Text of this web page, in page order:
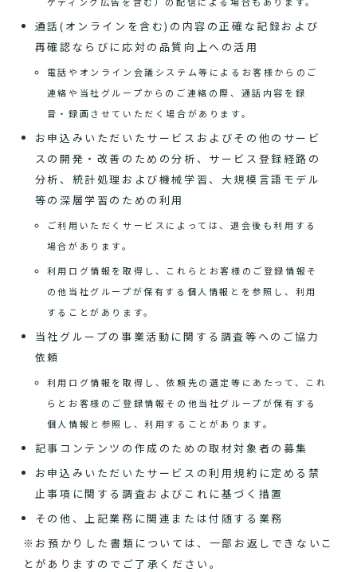
通話(オンラインを含む)の内容の正確な記録および
再確認ならびに応対の品質向上への活用
電話やオンライン会議システム等によるお客様からのご
連絡や当社グループからのご連絡の際、通話内容を録
音・録画させていただく場合があります。
お申込みいただいたサービスおよびその他のサービ
スの開発・改善のための分析、サービス登録経路の
分析、統計処理および機械学習、大規模言語モデル
等の深層学習のための利用
ご利用いただくサービスによっては、退会後も利用する
場合があります。
利用ログ情報を取得し、これらとお客様のご登録情報そ
の他当社グループが保有する個人情報とを参照し、利用
することがあります。
当社グループの事業活動に関する調査等へのご協力
依頼
利用ログ情報を取得し、依頼先の選定等にあたって、これ
らとお客様のご登録情報その他当社グループが保有する
個人情報と参照し、利用することがあります。
記事コンテンツの作成のための取材対象者の募集
お申込みいただいたサービスの利用規約に定める禁
止事項に関する調査およびこれに基づく措置
その他、上記業務に関連または付随する業務
※お預かりした書類については、一部お返しできないこ
とがありますのでご了承ください。